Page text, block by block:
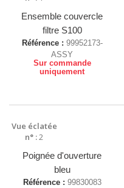
Ensemble couvercle
filtre S100
Référence : 99952173-
ASSY
Sur commande
uniquement
Vue éclatée
n° :2
Poignée d'ouverture
bleu
Référence : 99830083